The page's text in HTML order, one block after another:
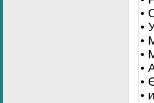
•
•
•
•
•
•
•